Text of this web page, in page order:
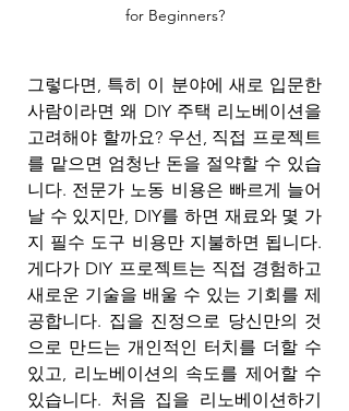
for Beginners?
그렇다면, 특히 이 분야에 새로 입문한
사람이라면 왜 DIY 주택 리노베이션을
고려해야 할까요? 우선, 직접 프로젝트
를 맡으면 엄청난 돈을 절약할 수 있습
니다. 전문가 노동 비용은 빠르게 늘어
날 수 있지만, DIY를 하면 재료와 몇 가
지 필수 도구 비용만 지불하면 됩니다.
게다가 DIY 프로젝트는 직접 경험하고
새로운 기술을 배울 수 있는 기회를 제
공합니다. 집을 진정으로 당신만의 것
으로 만드는 개인적인 터치를 더할 수
있고, 리노베이션의 속도를 제어할 수
있습니다. 처음 집을 리노베이션하기